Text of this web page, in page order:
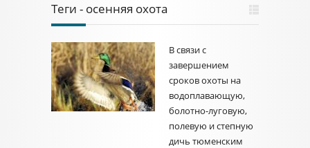
Теги - осенняя охота
В связи с
завершением
сроков охоты на
водоплавающую,
болотно-луговую,
полевую и степную
дичь тюменским